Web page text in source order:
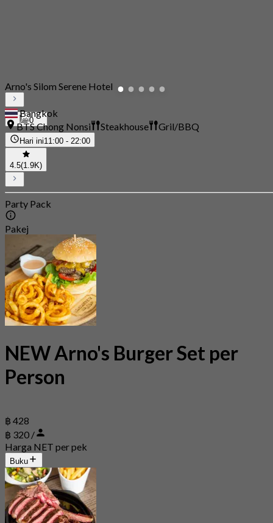
0
Arno's Silom Serene Hotel
Bangkok
BTS Chong Nonsi
Steakhouse Gril/BBQ
Hari ini11:00 - 22:00
4.5(1.9K)
Party Pack
Pakej
NEW Arno's Burger Set per
Person
฿ 428
฿ 320 /
Harga NET per pek
Buku